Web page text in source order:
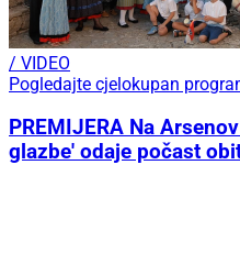
/ VIDEO
Pogledajte cjelokupan
PREMIJERA Na
glazbe' odaje počast